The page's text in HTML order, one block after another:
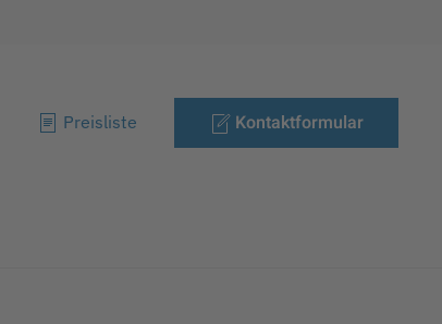
Preisliste Kontaktformular